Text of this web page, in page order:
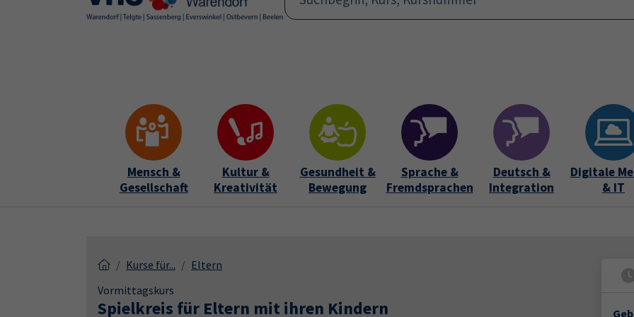
Skip to main content
Skip to page footer
Mensch &
Gesellschaft
Kultur &
Kreativität
Gesundheit &
Bewegung
Sprache &
Fremdsprachen
Deutsch &
Integration
Digitale
& IT
Kurse für...
Eltern
Vormittagskurs
Spielkreis für Eltern mit ihren Kindern